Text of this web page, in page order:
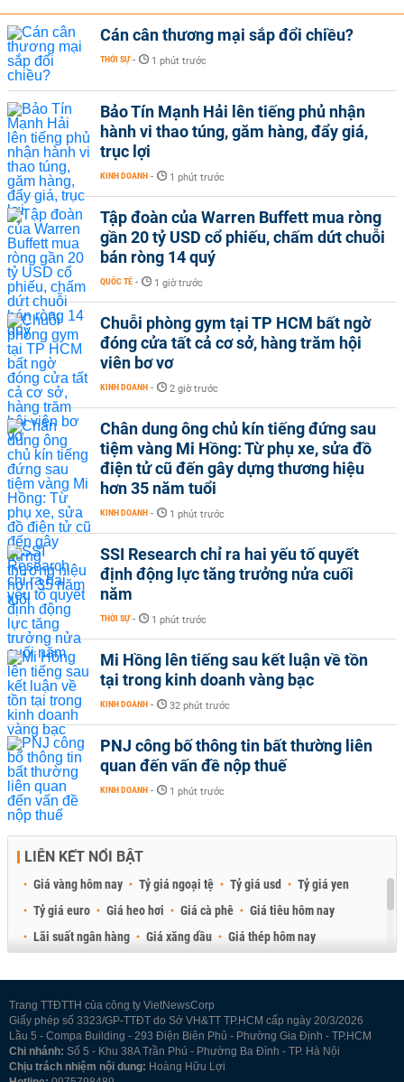
Cán cân thương mại sắp đổi chiều?
THỜI SỰ - 1 phút trước
Bảo Tín Mạnh Hải lên tiếng phủ nhận
hành vi thao túng, găm hàng, đẩy giá,
trục lợi
KINH DOANH - 1 phút trước
Tập đoàn của Warren Buffett mua ròng
gần 20 tỷ USD cổ phiếu, chấm dứt chuỗi
bán ròng 14 quý
QUỐC TẾ - 1 giờ trước
Chuỗi phòng gym tại TP HCM bất ngờ
đóng cửa tất cả cơ sở, hàng trăm hội
viên bơ vơ
KINH DOANH - 2 giờ trước
Chân dung ông chủ kín tiếng đứng sau
tiệm vàng Mi Hồng: Từ phụ xe, sửa đồ
điện tử cũ đến gây dựng thương hiệu
hơn 35 năm tuổi
KINH DOANH - 1 phút trước
SSI Research chỉ ra hai yếu tố quyết
định động lực tăng trưởng nửa cuối
năm
THỜI SỰ - 1 phút trước
Mi Hồng lên tiếng sau kết luận về tồn
tại trong kinh doanh vàng bạc
KINH DOANH - 32 phút trước
PNJ công bố thông tin bất thường liên
quan đến vấn đề nộp thuế
KINH DOANH - 1 phút trước
LIÊN KẾT NỔI BẬT
Giá vàng hôm nay Tỷ giá ngoại tệ Tỷ giá usd
Tỷ giá yen
Tỷ giá euro
Giá heo hơi Giá cà phê
Giá tiêu hôm nay
Lãi suất ngân hàng
Giá xăng dầu
Giá thép hôm nay
Trang TTĐTTH của công ty VietNewsCorp
Giấy phép số 3323/GP-TTĐT do Sở VH&TT TP.HCM cấp ngày 20/3/2026
Lầu 5 - Compa Building - 293 Điện Biên Phủ - Phường Gia Định - TP.HCM
Chi nhánh: Số 5 - Khu 38A Trần Phú - Phường Ba Đình - TP. Hà Nội
Chịu trách nhiệm nội dung: Hoàng Hữu Lợi